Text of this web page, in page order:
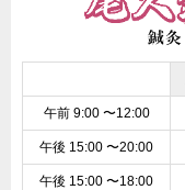
午前 9:00 〜12:00
午後 15:00 〜20:00
午後 15:00 〜18:00